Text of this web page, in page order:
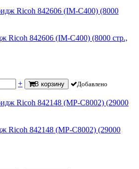
Ricoh 842606 (IM-C400) (8000 стр.,
+ В корзину Добавлено
Ricoh 842148 (MP-C8002) (29000